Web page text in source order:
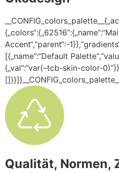
Accent“,“parent“:-
[{„name“:“Default
{„val“:“var(–tcb-skin-color-
[]}}]}__CONFIG_colors_palette__
Qualität, Normen,